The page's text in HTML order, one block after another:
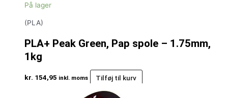
På lager
(PLA)
PLA+ Peak Green, Pap spole – 1.75mm,
1kg
kr. 154,95 inkl. moms Tilføj til kurv